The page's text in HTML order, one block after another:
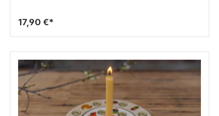
17,90 €*